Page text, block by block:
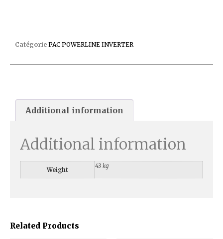
Related Products
Catégorie PAC POWERLINE INVERTER
Additional information
Additional information
Weight
43 kg